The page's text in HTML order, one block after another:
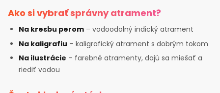
Ako si vybrať správny atrament?
Na kresbu perom – vodoodolný indický atrament
Na kaligrafiu – kaligrafický atrament s dobrým tokom
Na ilustrácie – farebné atramenty, dajú sa miešať a
riediť vodou